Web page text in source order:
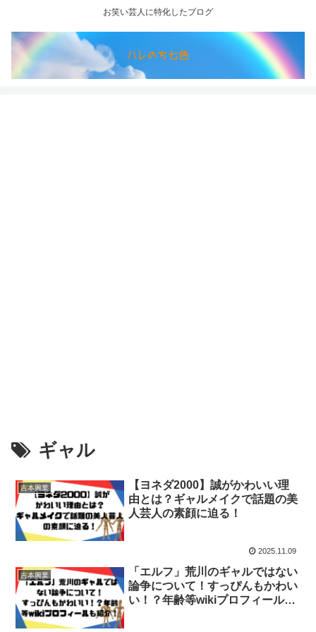
お笑い芸人に特化したブログ
ギャル
吉本興業
【ヨネダ2000】誠がかわいい理
由とは？ギャルメイクで話題の美
人芸人の素顔に迫る！
2025.11.09
吉本興業
「エルフ」荒川のギャルではない
論争について！すっぴんもかわい
い！？年齢等wikiプロフィールも